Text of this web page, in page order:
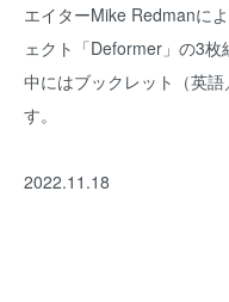
エイターMike Redmanに
ェクト「Deformer」の3枚
中にはブックレット（英
す。
2022.11.18